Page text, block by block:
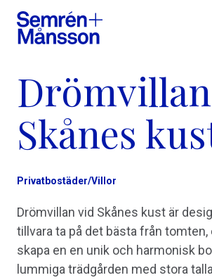
Skånes
Privatbostäder/Villor
Drömvillan vid Skånes kust är
tillvara ta på det bästa från
skapa en en unik och harmonisk
lummiga trädgården med stora